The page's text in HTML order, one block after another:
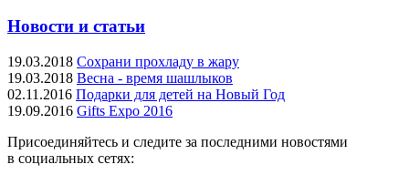
Новости и статьи
19.03.2018 Сохрани прохладу в жару
19.03.2018 Весна - время шашлыков
02.11.2016 Подарки для детей на Новый Год
19.09.2016 Gifts Expo 2016
Присоединяйтесь и следите за последними новостями
в социальных сетях: